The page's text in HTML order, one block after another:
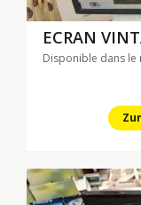
ECRAN
Disponible dans le